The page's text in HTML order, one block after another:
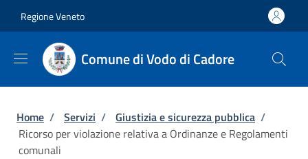
Regione Veneto
Comune di Vodo di Cadore
Briciole di pane
Home / Servizi / Giustizia e sicurezza pubblica /
Ricorso per violazione relativa a Ordinanze e Regolamenti
comunali